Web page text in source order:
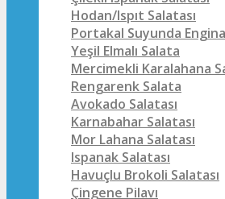
Hodan/Ispıt Salatası
Portakal Suyunda
Yeşil Elmalı Salata
Mercimekli Karalahana
Rengarenk Salata
Avokado Salatası
Karnabahar Salatası
Mor Lahana Salatası
Ispanak Salatası
Havuçlu Brokoli Salatası
Çingene Pilavı